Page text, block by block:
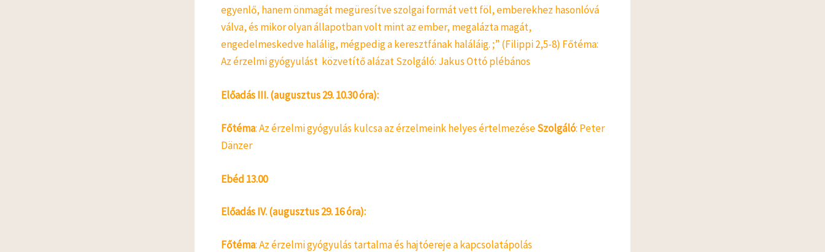
egyenlő, hanem önmagát megüresítve szolgai formát vett föl, emberekhez hasonlóvá
válva, és mikor olyan állapotban volt mint az ember, megalázta magát,
engedelmeskedve halálig, mégpedig a keresztfának haláláig. ;” (Filippi 2,5-8) Főtéma:
Az érzelmi gyógyulást közvetítő alázat Szolgáló: Jakus Ottó plébános
Előadás III. (augusztus 29. 10.30 óra):
Főtéma: Az érzelmi gyógyulás kulcsa az érzelmeink helyes értelmezéseSzolgáló: Peter
Dänzer
Ebéd 13.00
Előadás IV. (augusztus 29. 16 óra):
Főtéma: Az érzelmi gyógyulás tartalma és hajtóereje a kapcsolatápolás